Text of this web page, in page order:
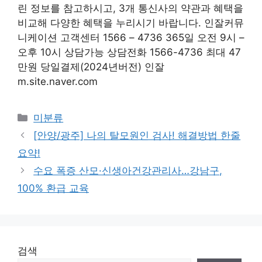
린 정보를 참고하시고, 3개 통신사의 약관과 혜택을
비교해 다양한 혜택을 누리시기 바랍니다. 인잘커뮤
니케이션 고객센터 1566 – 4736 365일 오전 9시 –
오후 10시 상담가능 상담전화 1566-4736 최대 47
만원 당일결제(2024년버전) 인잘
m.site.naver.com
Categories
미분류
[안양/광주] 나의 탈모원인 검사! 해결방법 한줄
요약!
수요 폭증 산모·신생아건강관리사…강남구,
100% 환급 교육
검색